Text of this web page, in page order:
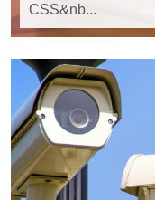
CSS&nb...